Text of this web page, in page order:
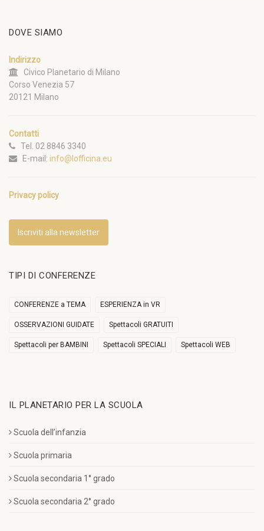
DOVE SIAMO
Indirizzo
Civico Planetario di Milano
Corso Venezia 57
20121 Milano
Contatti
Tel. 02 8846 3340
E-mail: info@lofficina.eu
Privacy policy
Iscriviti alla newsletter
TIPI DI CONFERENZE
CONFERENZE a TEMA ESPERIENZA in VR
OSSERVAZIONI GUIDATE Spettacoli GRATUITI
Spettacoli per BAMBINI Spettacoli SPECIALI Spettacoli WEB
IL PLANETARIO PER LA SCUOLA
Scuola dell’infanzia
Scuola primaria
Scuola secondaria 1° grado
Scuola secondaria 2° grado